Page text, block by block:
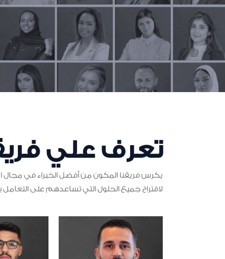
تعرف علي
يكرس فريقنا المكون من أفضل الخبراء في مجال
لاقتراح جميع الحلول التي تساعدهم على التعامل